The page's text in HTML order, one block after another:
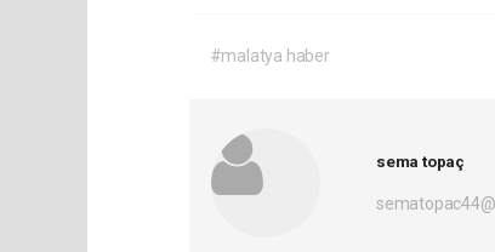
#malatya haber
sema topaç